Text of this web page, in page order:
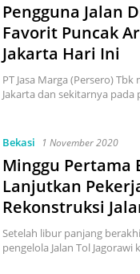
Pengguna Jalan
Favorit Puncak
Jakarta Hari Ini
PT Jasa Marga (Persero)
Jakarta dan sekitarnya pada
Bekasi 1 November 2020
Minggu Pertama
Lanjutkan
Rekonstruksi
Setelah libur panjang
pengelola Jalan Tol